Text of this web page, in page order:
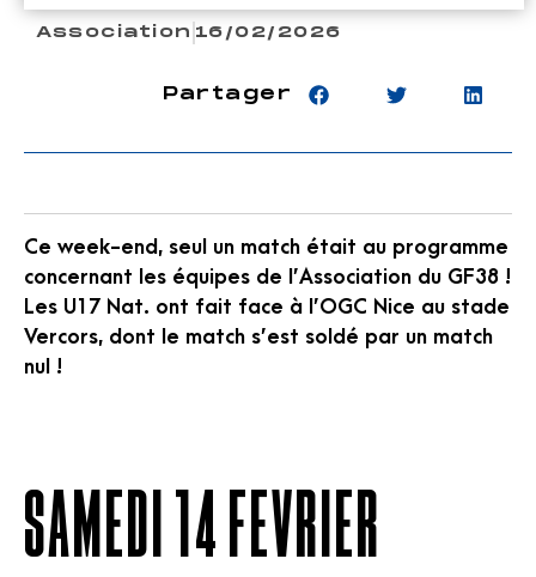
Association 16/02/2026
Partager
Ce week-end, seul un match était au programme
concernant les équipes de l’Association du GF38 !
Les U17 Nat. ont fait face à l’OGC Nice au stade
Vercors, dont le match s’est soldé par un match
nul !
SAMEDI 14 FEVRIER